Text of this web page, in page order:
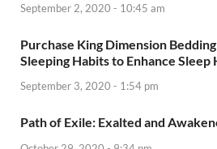
September 2, 2020 - 10:45 am
Purchase King Dimension
Sleeping Habits to Enhance Sleep
September 3, 2020 - 1:54 pm
Path of Exile: Exalted and